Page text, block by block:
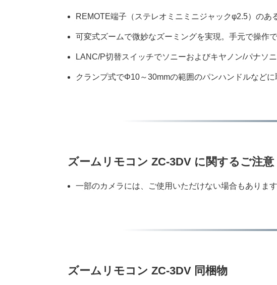
REMOTE端子（ステレオミニミニジャックφ2.5）のあ
可変式ズームで微妙なズーミングを実現。手元で操作
LANC/P切替スイッチでソニーおよびキヤノン/パナソ
クランプ式でΦ10～30mmの範囲のパンハンドルなどに
ズームリモコン ZC-3DV に関するご注意
一部のカメラには、ご使用いただけない場合もあります
ズームリモコン ZC-3DV 同梱物